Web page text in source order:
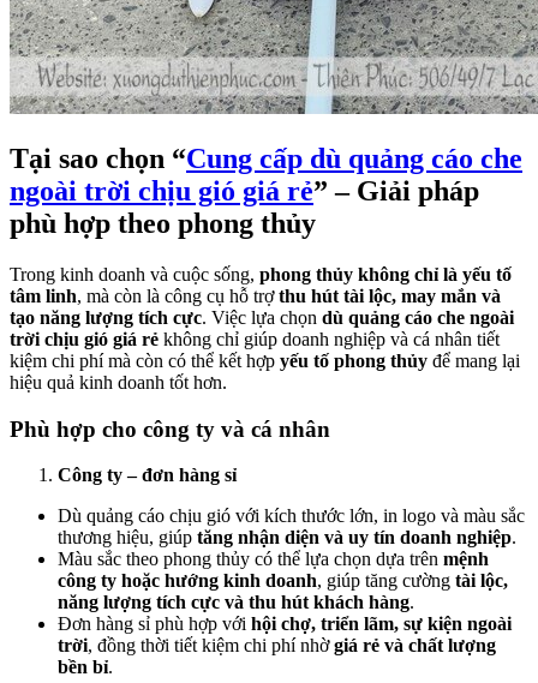
Tại sao chọn “Cung cấp dù quảng cáo che
ngoài trời chịu gió giá rẻ” – Giải pháp
phù hợp theo phong thủy
Trong kinh doanh và cuộc sống, phong thủy không chỉ là yếu tố
tâm linh, mà còn là công cụ hỗ trợthu hút tài lộc, may mắn và
tạo năng lượng tích cực. Việc lựa chọn dù quảng cáo che ngoài
trời chịu gió giá rẻ không chỉ giúp doanh nghiệp và cá nhân tiết
kiệm chi phí mà còn có thể kết hợp yếu tố phong thủy để mang lại
hiệu quả kinh doanh tốt hơn.
Phù hợp cho công ty và cá nhân
Công ty – đơn hàng sỉ
Dù quảng cáo chịu gió với kích thước lớn, in logo và màu sắc
thương hiệu, giúp tăng nhận diện và uy tín doanh nghiệp.
Màu sắc theo phong thủy có thể lựa chọn dựa trên mệnh
công ty hoặc hướng kinh doanh, giúp tăng cường tài lộc,
năng lượng tích cực và thu hút khách hàng.
Đơn hàng sỉ phù hợp với hội chợ, triển lãm, sự kiện ngoài
trời, đồng thời tiết kiệm chi phí nhờgiá rẻ và chất lượng
bền bỉ.